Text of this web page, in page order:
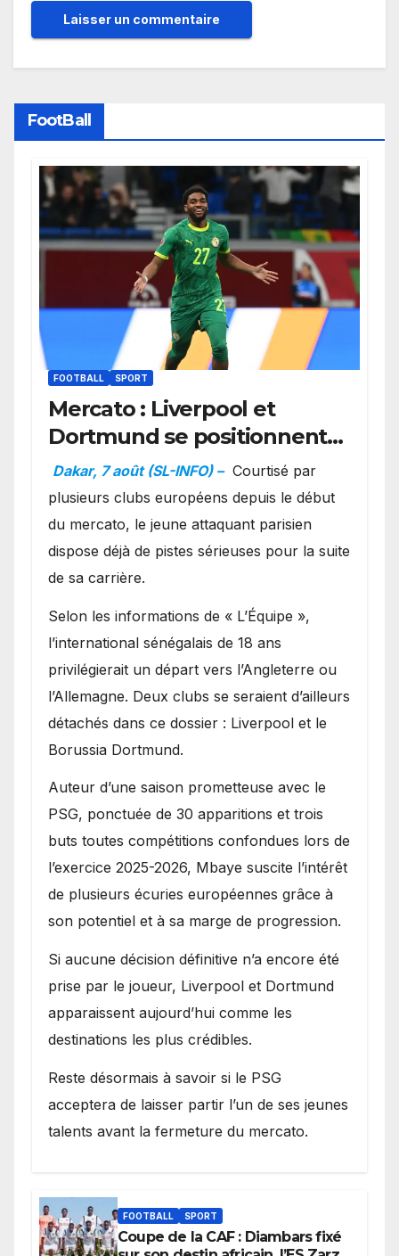
FootBall
FOOTBALL SPORT
Mercato : Liverpool et
Dortmund se positionnent
en favoris pour recruter
Ibrahim Mbaye
Dakar, 7 août (SL-INFO) – Courtisé par
plusieurs clubs européens depuis le début
du mercato, le jeune attaquant parisien
dispose déjà de pistes sérieuses pour la suite
de sa carrière.
Selon les informations de « L’Équipe »,
l’international sénégalais de 18 ans
privilégierait un départ vers l’Angleterre ou
l’Allemagne. Deux clubs se seraient d’ailleurs
détachés dans ce dossier : Liverpool et le
Borussia Dortmund.
Auteur d’une saison prometteuse avec le
PSG, ponctuée de 30 apparitions et trois
buts toutes compétitions confondues lors de
l’exercice 2025-2026, Mbaye suscite l’intérêt
de plusieurs écuries européennes grâce à
son potentiel et à sa marge de progression.
Si aucune décision définitive n’a encore été
prise par le joueur, Liverpool et Dortmund
apparaissent aujourd’hui comme les
destinations les plus crédibles.
Reste désormais à savoir si le PSG
acceptera de laisser partir l’un de ses jeunes
talents avant la fermeture du mercato.
FOOTBALL SPORT
Coupe de la CAF : Diambars fixé